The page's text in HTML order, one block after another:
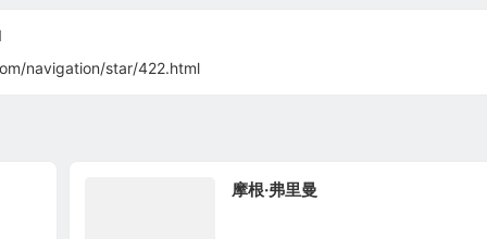
navigation/star/422.html
摩根·弗里曼